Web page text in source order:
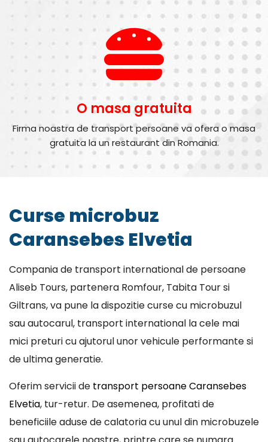
O masa gratuita
Firma noastra de transport persoane va ofera o masa
gratuita la un restaurant din Romania.
Curse microbuz
Caransebes Elvetia
Compania de transport international de persoane
Aliseb Tours, partenera Romfour, Tabita Tour si
Giltrans, va pune la dispozitie curse cu microbuzul
sau autocarul, transport international la cele mai
mici preturi cu ajutorul unor vehicule performante si
de ultima generatie.
Oferim servicii de transport persoane Caransebes
Elvetia, tur-retur. De asemenea, profitati de
beneficiile aduse de calatoria cu unul din microbuzele